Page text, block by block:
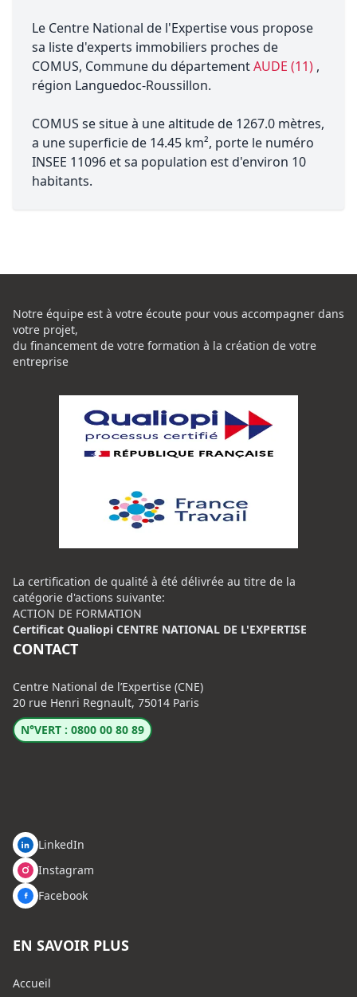
Le Centre National de l'Expertise vous propose
sa liste d'experts immobiliers proches de
COMUS, Commune du départementAUDE (11) ,
région Languedoc-Roussillon.
COMUS se situe à une altitude de 1267.0 mètres,
a une superficie de 14.45 km², porte le numéro
INSEE 11096 et sa population est d'environ 10
habitants.
Notre équipe est à votre écoute pour vous accompagner dans
votre projet,
du financement de votre formation à la création de votre
entreprise
La certification de qualité à été délivrée au titre de la
catégorie d'actions suivante:
ACTION DE FORMATION
Certificat Qualiopi CENTRE NATIONAL DE L'EXPERTISE
CONTACT
Centre National de l’Expertise (CNE)
20 rue Henri Regnault, 75014 Paris
N°VERT : 0800 00 80 89
LinkedIn
Instagram
Facebook
EN SAVOIR PLUS
Accueil